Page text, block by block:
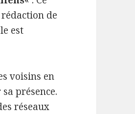
de
est
voisins en
présence.
réseaux